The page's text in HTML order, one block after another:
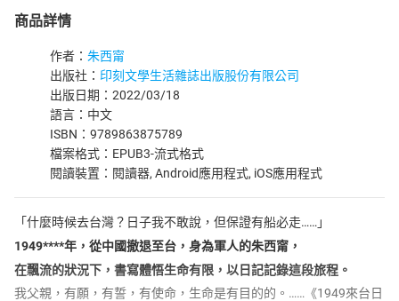
商品詳情
作者： 朱西甯
出版社： 印刻文學生活雜誌出版股份有限公司
出版日期：2022/03/18
語言：中文
ISBN：9789863875789
檔案格式：EPUB3-流式格式
閱讀裝置：閱讀器, Android應用程式, iOS應用程式
「什麼時候去台灣？日子我不敢說，但保證有船必走……」
1949****年，從中國撤退至台，身為軍人的朱西甯，
在飄流的狀況下，書寫體悟生命有限，以日記記錄這段旅程。
我父親，有願，有誓，有使命，生命是有目的的。……《1949來台日